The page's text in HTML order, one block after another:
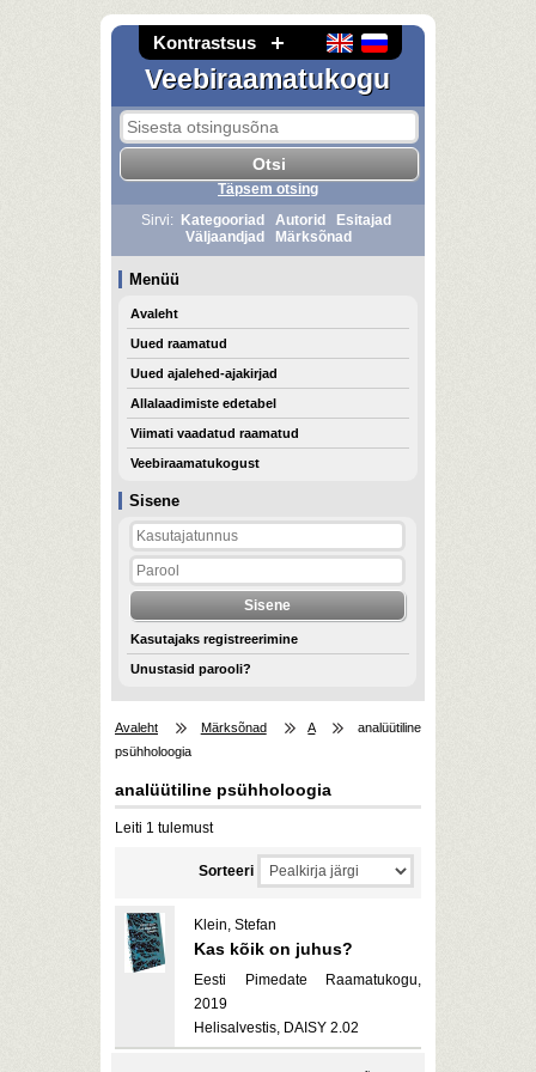
Kontrastsus
Veebiraamatukogu
Sisene
Kasutajaks registreerimine
Unustasid parooli?
Täpsem otsing
Sirvi:
Kategooriad Autorid
Esitajad
Väljaandjad
Märksõnad
Menüü
Avaleht
Uued raamatud
Uued ajalehed-ajakirjad
Allalaadimiste edetabel
Viimati vaadatud raamatud
Veebiraamatukogust
Avaleht Märksõnad A
analüütiline
psühholoogia
analüütiline psühholoogia
Leiti 1 tulemust
Sorteeri
Klein, Stefan
Kas kõik on juhus?
Eesti Pimedate Raamatukogu,
2019
Helisalvestis, DAISY 2.02